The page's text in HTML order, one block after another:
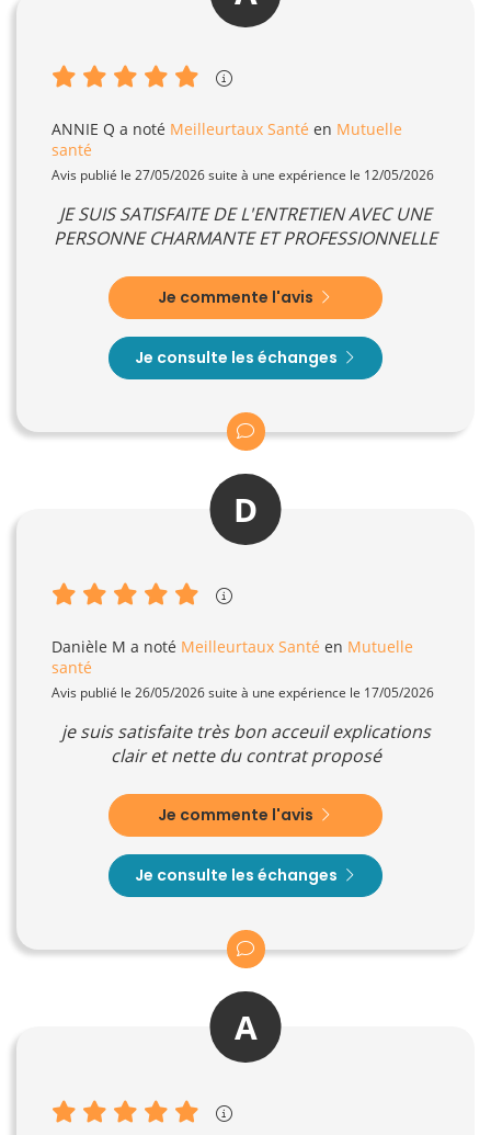
ANNIE Q a noté Meilleurtaux Santé en Mutuelle
santé
Avis publié le 27/05/2026 suite à une expérience le 12/05/2026
JE SUIS SATISFAITE DE L'ENTRETIEN AVEC UNE
PERSONNE CHARMANTE ET PROFESSIONNELLE
Je commente l'avis
Je consulte les échanges
D
Danièle M a noté Meilleurtaux Santé en Mutuelle
santé
Avis publié le 26/05/2026 suite à une expérience le 17/05/2026
je suis satisfaite très bon acceuil explications
clair et nette du contrat proposé
Je commente l'avis
Je consulte les échanges
A